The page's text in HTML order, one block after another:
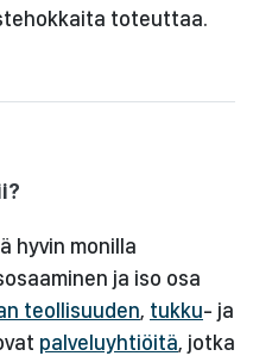
toteuttaa.
hyvin monilla
ja iso osa
teollisuuden, tukku- ja
palveluyhtiöitä, jotka